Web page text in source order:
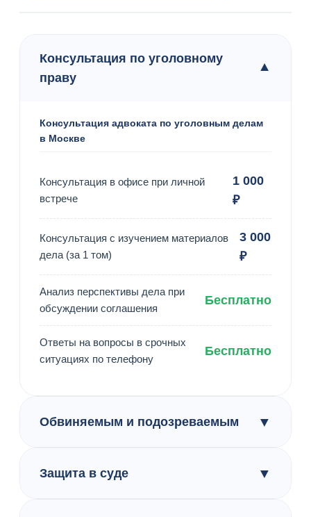
Консультация по уголовному
праву
▼
Консультация адвоката по уголовным делам
в Москве
Консультация в офисе при личной
встрече
1 000
₽
Консультация с изучением материалов
дела (за 1 том)
3 000
₽
Анализ перспективы дела при
обсуждении соглашения
Бесплатно
Ответы на вопросы в срочных
ситуациях по телефону
Бесплатно
Обвиняемым и подозреваемым ▼
Защита в суде ▼